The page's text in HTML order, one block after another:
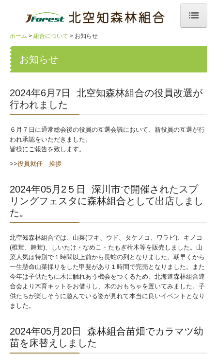
ホーム
組合について
事業内容
指導
販売
森林整備
購買
採用情報
組合インタビュー
各種手続き
お問合せ
ホーム 組合について お知らせ
お知らせ
2024年6月7日 北空知森林組合の役員改選が
行われました
６月７日に通常総会後の役員の互選会議において、新役員の互選が行
われ承認をいただきました。
皆様にご報告を致します。
>>役員就任 挨拶
2024年05月2５日 深川市で開催されたスプ
リングフェスタに森林組合として出店しまし
た。
北空知森林組合では、山菜(フキ、ウド、タケノコ、ワラビ)、キノコ
(椎茸、舞茸)、しいたけ・なめこ・たもぎ榾木等を販売しました。山
菜人気は特別で１時間以上前から長蛇の列となりました。朝早くから
一生懸命山菜採りをした甲斐があり１時間で完売となりました。また
今年は子供たちに木に触れあう機会をつくるため、北海道森林組合連
合会より木育キットをお借りし、木のおもちゃを置いてみました。子
供たちが楽しそうに遊んでいる姿が見れて本当に良いイベントとなり
ました。
2024年05月20日 森林組合苗畑でカラマツ幼
苗を床替えしました